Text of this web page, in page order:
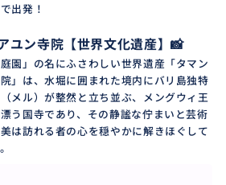
はこちらからチェック!
+世界遺産タマンアユン寺院+ウブ
レストetc.
service/a020202/ic010101
出発！
ユン寺院【世界文化遺産】📸
庭園」の名にふさわしい世界遺産「タマン
」は、水堀に囲まれた境内にバリ島独特
メル）が整然と立ち並ぶ、メングウィ王
う国寺であり、その静謐な佇まいと芸術
は訪れる者の心を穏やかに解きほぐして